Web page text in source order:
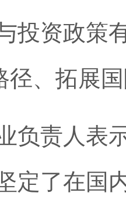
投资政策
径、拓展
责人表示
定了在国